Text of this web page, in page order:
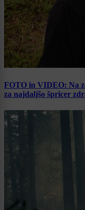
FOTO in VIDEO: Na
za najdaljšo špricer